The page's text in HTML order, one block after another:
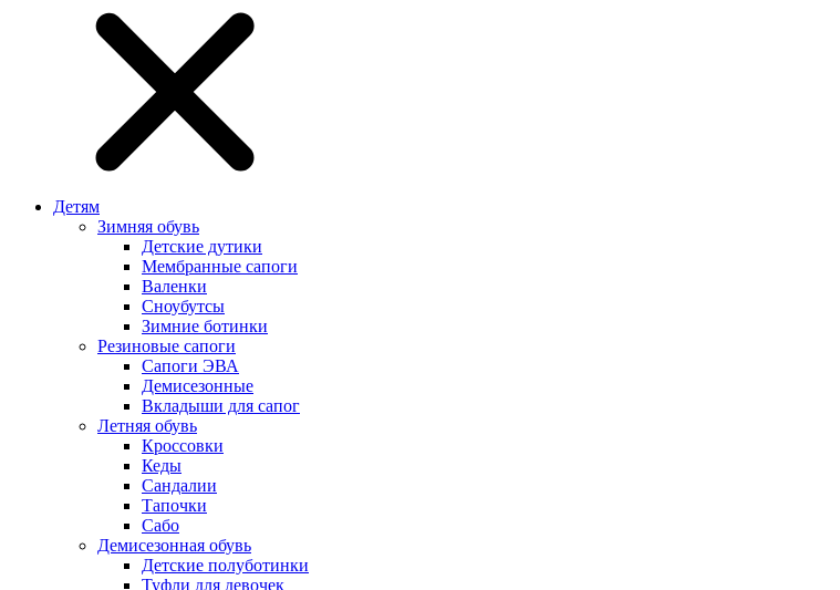
Детям
Зимняя обувь
Детские дутики
Мембранные сапоги
Валенки
Сноубутсы
Зимние ботинки
Резиновые сапоги
Сапоги ЭВА
Демисезонные
Вкладыши для сапог
Летняя обувь
Кроссовки
Кеды
Сандалии
Тапочки
Сабо
Демисезонная обувь
Детские полуботинки
Туфли для девочек